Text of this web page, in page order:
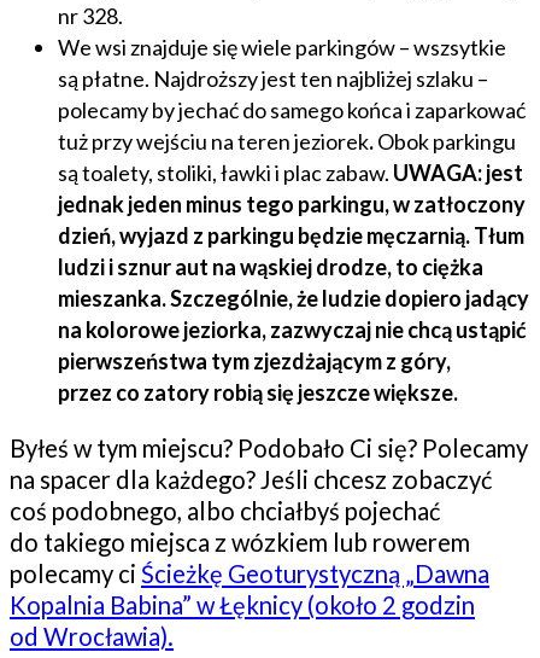
nr 328.
We wsi znajduje się wiele parkingów – wszsytkie
są płatne. Najdroższy jest ten najbliżej szlaku –
polecamy by jechać do samego końca i zaparkować
tuż przy wejściu na teren jeziorek.Obok parkingu
są toalety, stoliki, ławki i plac zabaw. UWAGA: jest
jednak jeden minus tego parkingu, w zatłoczony
dzień, wyjazd z parkingu będzie męczarnią. Tłum
ludzi i sznur aut na wąskiej drodze, to ciężka
mieszanka. Szczególnie, że ludzie dopiero jadący
na kolorowe jeziorka, zazwyczaj nie chcą ustąpić
pierwszeństwa tym zjezdżającym z góry,
przez co zatory robią się jeszcze większe.
Byłeś w tym miejscu? Podobało Ci się? Polecamy
na spacer dla każdego? Jeśli chcesz zobaczyć
coś podobnego, albo chciałbyś pojechać
do takiego miejsca z wózkiem lub rowerem
polecamy ci Ścieżkę Geoturystyczną „Dawna
Kopalnia Babina” w Łęknicy (około 2 godzin
od Wrocławia).